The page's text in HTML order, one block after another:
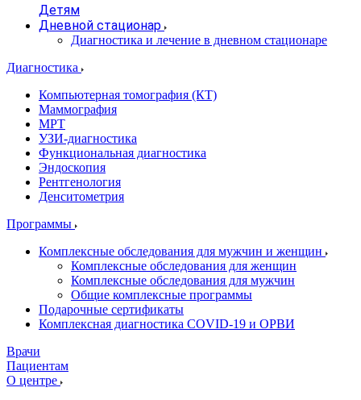
Детям
Дневной стационар
Диагностика и лечение в дневном стационаре
Диагностика
Компьютерная томография (КТ)
Маммография
МРТ
УЗИ-диагностика
Функциональная диагностика
Эндоскопия
Рентгенология
Денситометрия
Программы
Комплексные обследования для мужчин и женщин
Комплексные обследования для женщин
Комплексные обследования для мужчин
Общие комплексные программы
Подарочные сертификаты
Комплексная диагностика COVID-19 и ОРВИ
Врачи
Пациентам
О центре